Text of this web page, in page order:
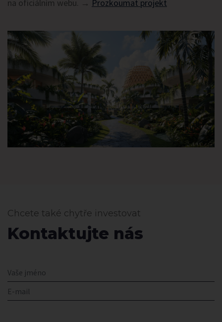
na oficiálním webu. → Prozkoumat projekt
Chcete také chytře investovat
Kontaktujte nás